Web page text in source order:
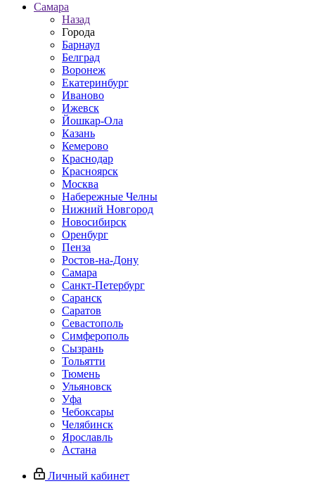
Самара
Назад
Города
Барнаул
Белград
Воронеж
Екатеринбург
Иваново
Ижевск
Йошкар-Ола
Казань
Кемерово
Краснодар
Красноярск
Москва
Набережные Челны
Нижний Новгород
Новосибирск
Оренбург
Пенза
Ростов-на-Дону
Самара
Санкт-Петербург
Саранск
Саратов
Севастополь
Симферополь
Сызрань
Тольятти
Тюмень
Ульяновск
Уфа
Чебоксары
Челябинск
Ярославль
Астана
Личный кабинет